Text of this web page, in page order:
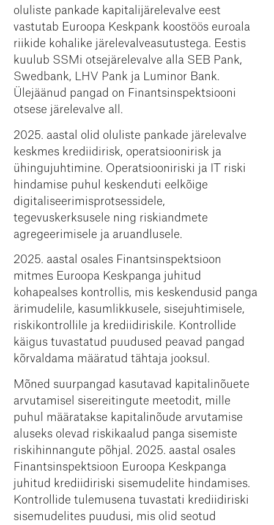
oluliste pankade kapitalijärelevalve eest
vastutab Euroopa Keskpank koostöös euroala
riikide kohalike järelevalveasutustega. Eestis
kuulub SSMi otsejärelevalve alla SEB Pank,
Swedbank, LHV Pank ja Luminor Bank.
Ülejäänud pangad on Finantsinspektsiooni
otsese järelevalve all.
2025. aastal olid oluliste pankade järelevalve
keskmes krediidirisk, operatsioonirisk ja
ühingujuhtimine. Operatsiooniriski ja IT riski
hindamise puhul keskenduti eelkõige
digitaliseerimisprotsessidele,
tegevuskerksusele ning riskiandmete
agregeerimisele ja aruandlusele.
2025. aastal osales Finantsinspektsioon
mitmes Euroopa Keskpanga juhitud
kohapealses kontrollis, mis keskendusid panga
ärimudelile, kasumlikkusele, sisejuhtimisele,
riskikontrollile ja krediidiriskile. Kontrollide
käigus tuvastatud puudused peavad pangad
kõrvaldama määratud tähtaja jooksul.
Mõned suurpangad kasutavad kapitalinõuete
arvutamisel sisereitingute meetodit, mille
puhul määratakse kapitalinõude arvutamise
aluseks olevad riskikaalud panga sisemiste
riskihinnangute põhjal. 2025. aastal osales
Finantsinspektsioon Euroopa Keskpanga
juhitud krediidiriski sisemudelite hindamises.
Kontrollide tulemusena tuvastati krediidiriski
sisemudelites puudusi, mis olid seotud